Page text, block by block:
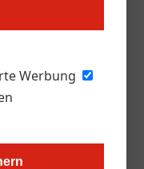
Werbung
nicht alles.
rechts):
Christoph v.
Baumgartner.